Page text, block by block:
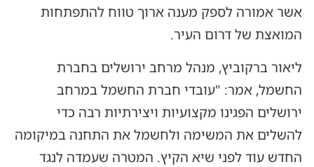
אשר אמורה לספק מענה ארוך טווח להתפתחות
המואצת של דרום העיר.
ליאור ברקוביץ, מנהל מרחב ירושלים בחברת
החשמל, אמר: "עובדי חברת החשמל במרחב
ירושלים הפגינו מקצועיות ויצירתיות רבה כדי
להשלים את המשימה ולחשמל את התחנה במיקומה
החדש עוד לפני שיא הקיץ. המטרה שעמדה לנגד